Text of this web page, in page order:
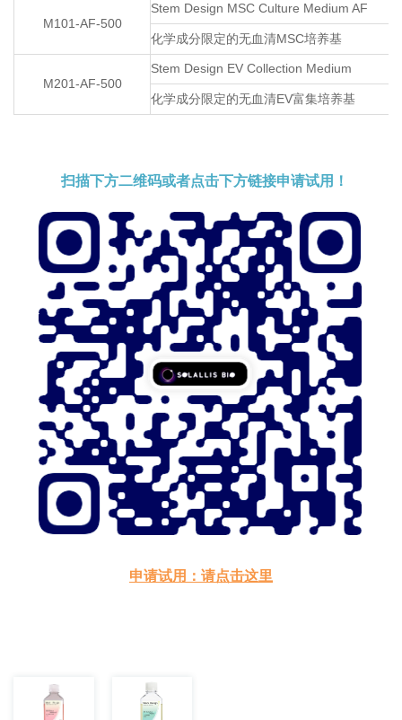
M101-AF-500
Stem Design MSC Culture Medium AF
化学成分限定的无血清MSC培养基
M201-AF-500
Stem Design EV Collection Medium
化学成分限定的无血清EV富集培养基
扫描下方二维码或者点击下方链接申请试用！
申请试用：请点击这里